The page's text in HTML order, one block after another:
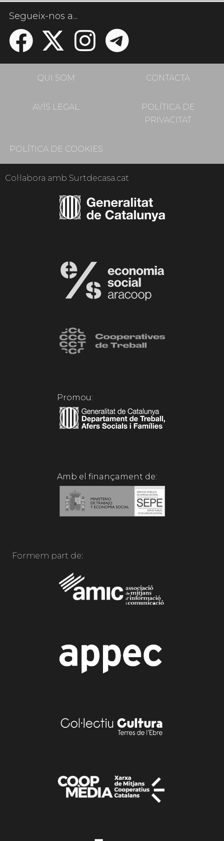
Segueix-nos a...
QUI SOM CONTACTA
AVÍS LEGAL
POLÍTICA DE
PRIVACITAT
POLÍTICA DE COOKIES
Col·labora amb Surtdecasa.cat
Promou:
Amb el finançament de:
Formem part de: